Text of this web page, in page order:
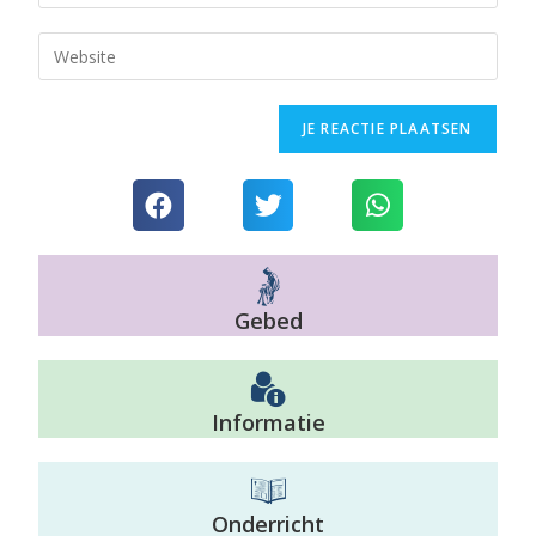
De vreugden van Sint-Jozef - Aflevering
2Mar 28, 2019 • 31:00
Pater Jan Meeuws begeleidt ons opnieuw een in reeks catecheses die te maken hebben met de grote heilige die we vieren in de maand maart en dat is natuurlijk Sint-Jozef! We staan samen met hem stil bij de zeven Vreugden van Sint-Jozef!
Gebed
Informatie
Onderricht